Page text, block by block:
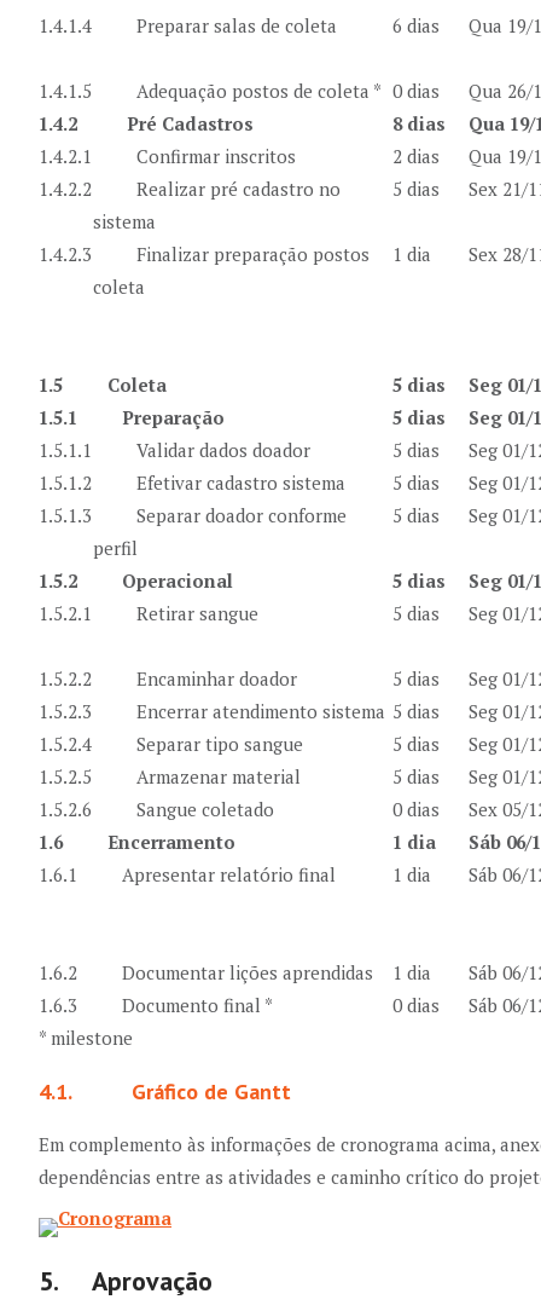
1.4.1.4 Preparar salas de coleta 6 dias Qua 19/
1.4.1.5 Adequação postos de coleta * 0 dias
Qua 26/
1.4.2
Pré Cadastros 8 dias
Qua 19/
1.4.2.1 Confirmar inscritos 2 dias
Qua 19/
1.4.2.2 Realizar pré cadastro no
sistema
5 dias Sex 21/
1.4.2.3 Finalizar preparação postos
coleta
1 dia Sex 28/
1.5 Coleta 5 dias
Seg 01/
1.5.1
Preparação 5 dias
Seg 01/
1.5.1.1 Validar dados doador 5 dias
Seg 01/
1.5.1.2 Efetivar cadastro sistema 5 dias
Seg 01/
1.5.1.3 Separar doador conforme
perfil
5 dias Seg 01/
1.5.2 Operacional 5 dias
Seg 01/
1.5.2.1 Retirar sangue 5 dias Seg 01/
1.5.2.2 Encaminhar doador 5 dias
Seg 01/
1.5.2.3 Encerrar atendimento sistema 5 dias
Seg 01/
1.5.2.4 Separar tipo sangue 5 dias
Seg 01/
1.5.2.5 Armazenar material 5 dias
Seg 01/
1.5.2.6 Sangue coletado 0 dias
Sex 05/
1.6
Encerramento 1 dia
Sáb 06/
1.6.1
Apresentar relatório final 1 dia Sáb 06/
1.6.2 Documentar lições aprendidas 1 dia
Sáb 06/
1.6.3
Documento final * 0 dias
Sáb 06/
* milestone
4.1. Gráfico de Gantt
Em complemento às informações de cronograma acima,
dependências entre as atividades e caminho crítico do
5. Aprovação